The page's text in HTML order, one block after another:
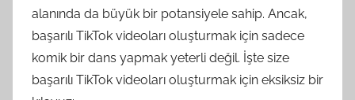
alanında da büyük bir potansiyele sahip. Ancak,
başarılı TikTok videoları oluşturmak için sadece
komik bir dans yapmak yeterli değil. İşte size
başarılı TikTok videoları oluşturmak için eksiksiz bir